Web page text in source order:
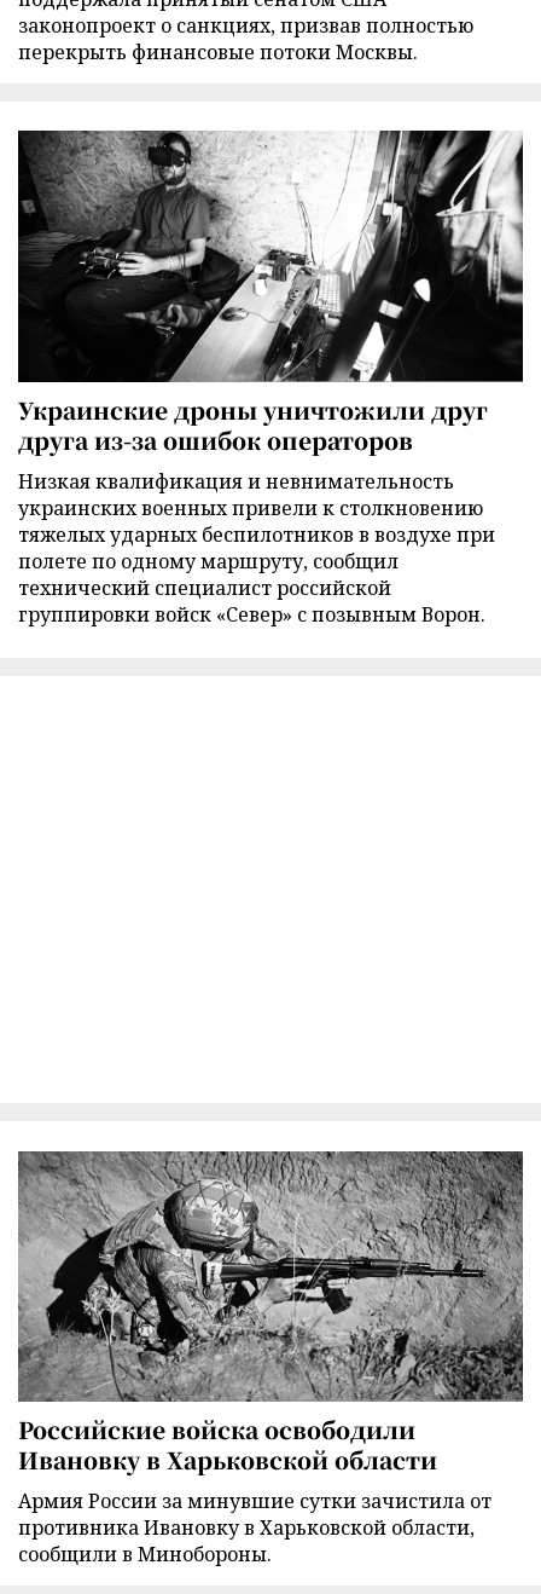
законопроект о санкциях, призвав полностью
перекрыть финансовые потоки Москвы.
Украинские дроны уничтожили друг
друга из-за ошибок операторов
Низкая квалификация и невнимательность
украинских военных привели к столкновению
тяжелых ударных беспилотников в воздухе при
полете по одному маршруту, сообщил
технический специалист российской
группировки войск «Север» с позывным Ворон.
Российские войска освободили
Ивановку в Харьковской области
Армия России за минувшие сутки зачистила от
противника Ивановку в Харьковской области,
сообщили в Минобороны.